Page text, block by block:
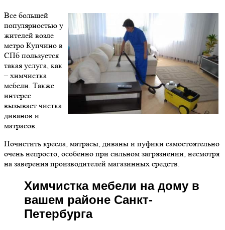
Все большей
популярностью у
жителей возле
метро Купчино в
СПб пользуется
такая услуга, как
– химчистка
мебели. Также
интерес
вызывает чистка
диванов и
матрасов.
Почистить кресла, матрасы, диваны и пуфики самостоятельно
очень непросто, особенно при сильном загрязнении, несмотря
на заверения производителей магазинных средств.
Химчистка мебели на дому в
вашем районе Санкт-
Петербурга